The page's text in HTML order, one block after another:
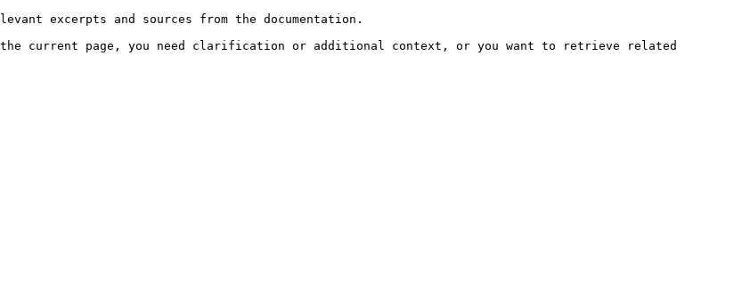
excerpts and sources from the documentation.
the current page, you need clarification or additional context, or you want to retrieve related